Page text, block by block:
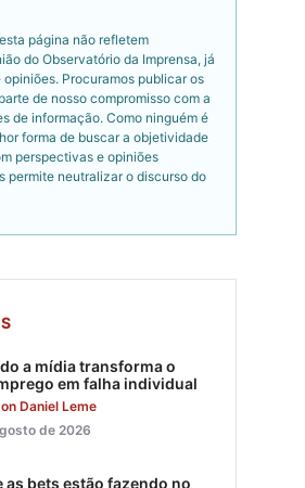
página não refletem
do Observatório da Imprensa, já
opiniões. Procuramos publicar os
de nosso compromisso com a
de informação. Como ninguém é
forma de buscar a objetividade
perspectivas e opiniões
permite neutralizar o discurso do
a mídia transforma o
em falha individual
Daniel Leme
de 2026
as bets estão fazendo no